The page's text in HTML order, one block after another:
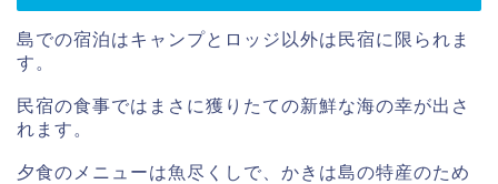
島での宿泊はキャンプとロッジ以外は民宿に限られま
す。
民宿の食事ではまさに獲りたての新鮮な海の幸が出さ
れます。
夕食のメニューは魚尽くしで、かきは島の特産のため